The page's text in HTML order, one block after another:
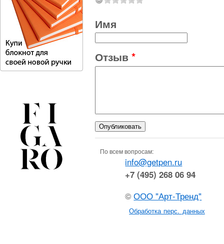
Имя
Отзыв *
По всем вопросам:
info@getpen.ru
+7 (495) 268 06 94
©ООО "Арт-Тренд"
Обработка перс. данных